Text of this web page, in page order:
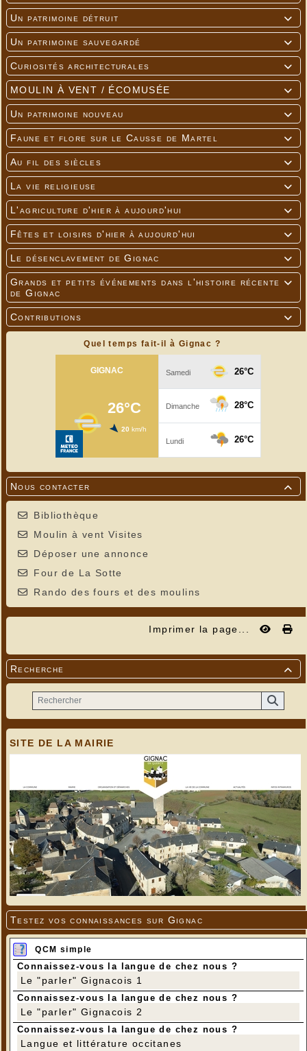

Un patrimoine détruit

Un patrimoine sauvegardé

Curiosités architecturales

MOULIN À VENT / ÉCOMUSÉE

Un patrimoine nouveau

Faune et flore sur le Causse de Martel

Au fil des siècles

La vie religieuse

L'agriculture d'hier à aujourd'hui

Fêtes et loisirs d'hier à aujourd'hui

Le désenclavement de Gignac

Grands et petits événements dans l'histoire récente
de Gignac

Contributions
Quel temps fait-il à Gignac ?

Nous contacter
Bibliothèque
Moulin à vent Visites
Déposer une annonce
Four de La Sotte
Rando des fours et des moulins
Imprimer la page...

Recherche
SITE DE LA MAIRIE
Testez vos connaissances sur Gignac
QCM simple
Connaissez-vous la langue de chez nous ?
Le "parler" Gignacois 1
Connaissez-vous la langue de chez nous ?
Le "parler" Gignacois 2
Connaissez-vous la langue de chez nous ?
Langue et littérature occitanes